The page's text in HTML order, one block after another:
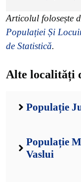
Articolul folosește
Populației Și
de Statistică.
Alte localități
Populație
Populație
Vaslui